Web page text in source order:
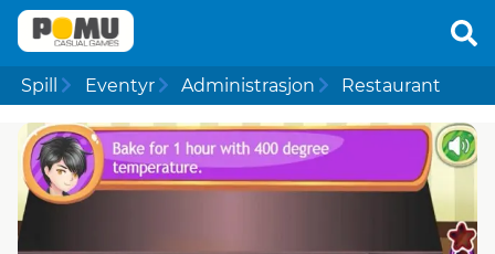
Spill Eventyr Administrasjon Restaurant